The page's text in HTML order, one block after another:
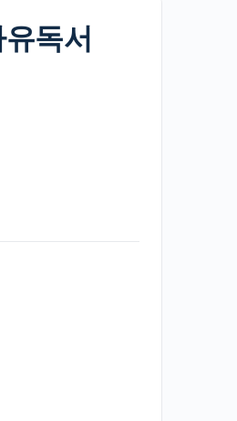
독서